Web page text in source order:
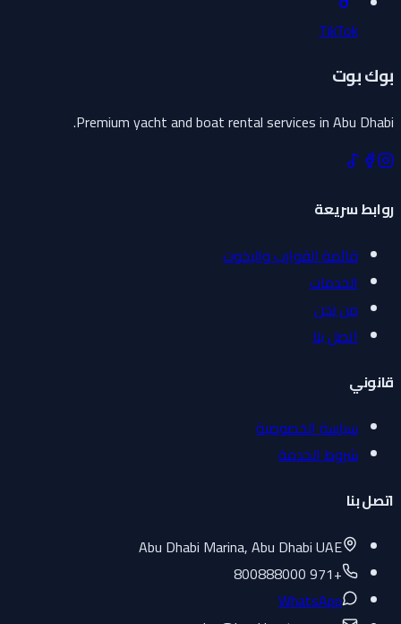
TikTok
بوك بوت
Premium yacht and boat rental services in Abu Dhabi.
روابط سريعة
قائمة القوارب واليخوت
الخدمات
من نحن
اتصل بنا
قانوني
سياسة الخصوصية
شروط الخدمة
اتصل بنا
Abu Dhabi Marina, Abu Dhabi UAE
+971 800888000
WhatsApp